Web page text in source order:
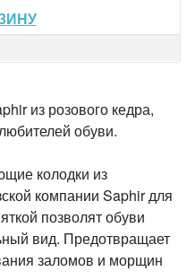
из розового кедра,
обуви.
колодки из
компании Saphir для
позволят обуви
вид. Предотвращает
заломов и морщин